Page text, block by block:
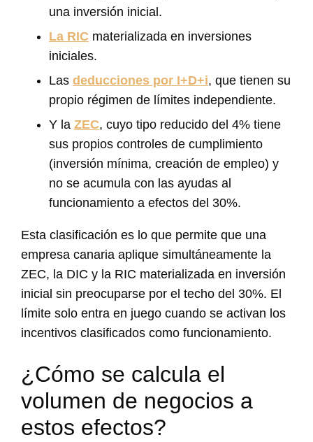
una inversión inicial.
La RIC materializada en inversiones
iniciales.
Las deducciones por I+D+i, que tienen su
propio régimen de límites independiente.
Y la ZEC, cuyo tipo reducido del 4% tiene
sus propios controles de cumplimiento
(inversión mínima, creación de empleo) y
no se acumula con las ayudas al
funcionamiento a efectos del 30%.
Esta clasificación es lo que permite que una
empresa canaria aplique simultáneamente la
ZEC, la DIC y la RIC materializada en inversión
inicial sin preocuparse por el techo del 30%. El
límite solo entra en juego cuando se activan los
incentivos clasificados como funcionamiento.
¿Cómo se calcula el
volumen de negocios a
estos efectos?